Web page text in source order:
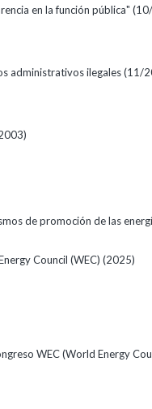
en la función pública"
administrativos ilegales(11/
de promoción de las
Council (WEC) (2025)
WEC (World Energy